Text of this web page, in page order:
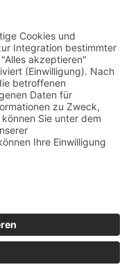
und digitale
Innovation und
und
Raum zu